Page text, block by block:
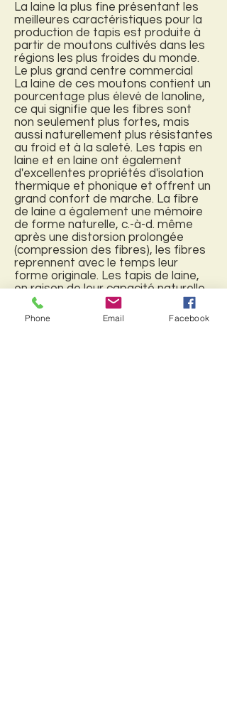
La laine la plus fine présentant les
meilleures caractéristiques pour la
production de tapis est produite à
partir de moutons cultivés dans les
régions les plus froides du monde.
Le plus grand centre commercial
La laine de ces moutons contient un
pourcentage plus élevé de lanoline,
ce qui signifie que les fibres sont
non seulement plus fortes, mais
aussi naturellement plus résistantes
au froid et à la saleté. Les tapis en
laine et en laine ont également
d'excellentes propriétés d'isolation
thermique et phonique et offrent un
grand confort de marche. La fibre
de laine a également une mémoire
de forme naturelle, c.-à-d. même
après une distorsion prolongée
(compression des fibres), les fibres
reprennent avec le temps leur
forme originale. Les tapis de laine,
en raison de leur capacité naturelle
à retenir ou à libérer de l'humidité,
en fonction de la concentration
Phone Email Facebook